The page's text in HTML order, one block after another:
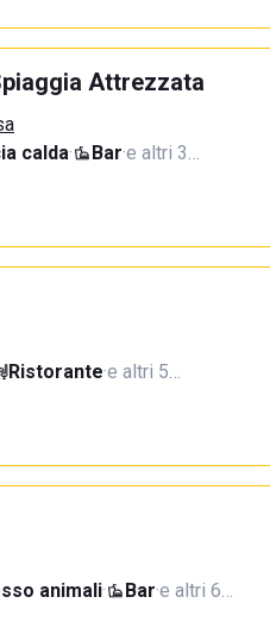
Attrezzata
calda· Bar·e altri 3…
Ristorante·e altri 5…
animali· Bar·e altri 6…